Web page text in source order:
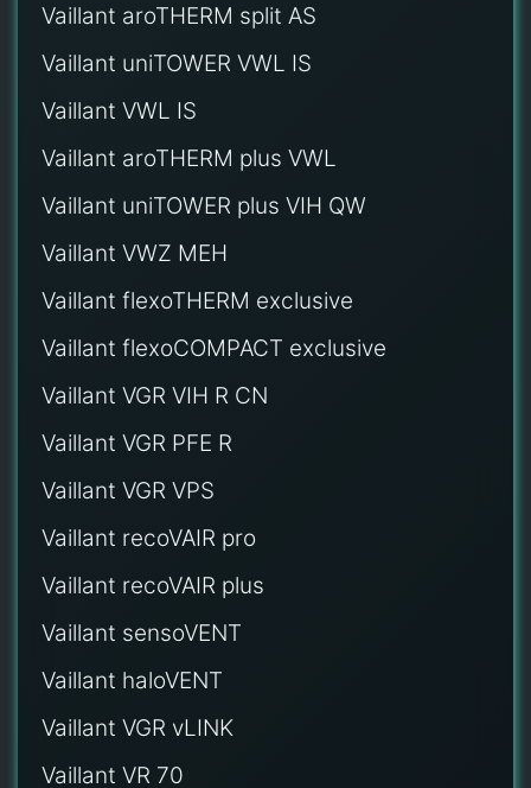
Vaillant aroTHERM split AS
Vaillant uniTOWER VWL IS
Vaillant VWL IS
Vaillant aroTHERM plus VWL
Vaillant uniTOWER plus VIH QW
Vaillant VWZ MEH
Vaillant flexoTHERM exclusive
Vaillant flexoCOMPACT exclusive
Vaillant VGR VIH R CN
Vaillant VGR PFE R
Vaillant VGR VPS
Vaillant recoVAIR pro
Vaillant recoVAIR plus
Vaillant sensoVENT
Vaillant haloVENT
Vaillant VGR vLINK
Vaillant VR 70